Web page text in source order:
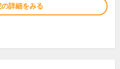
詳細をみる